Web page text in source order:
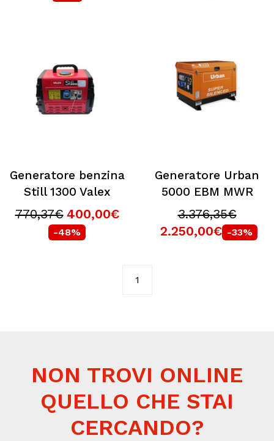
Generatore benzina
Still 1300 Valex
770,37€ 400,00€
-48%
Generatore Urban
5000 EBM MWR
3.376,35€
2.250,00€ -33%
1
NON TROVI ONLINE
QUELLO CHE STAI
CERCANDO?